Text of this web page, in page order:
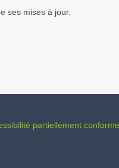
ses mises à jour.
partiellement conforme